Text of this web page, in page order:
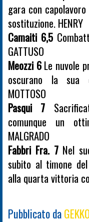
gara con
sostituzione. HENRY
Camaiti 6,5
GATTUSO
Meozzi 6Le nuvole
oscurano la sua
MOTTOSO
Pasqui 7
comunque un
MALGRADO
Fabbri Fra. 7Nel
subito al timone
alla quarta vittoria
Pubblicato da